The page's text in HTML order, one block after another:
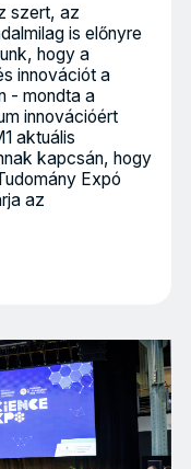
szert, az
is előnyre
hogy a
innovációt a
- mondta a
innovációért
aktuális
kapcsán, hogy
Expó
az